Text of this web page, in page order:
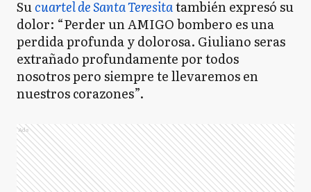
Sucuartel de Santa Teresitatambién expresó su
dolor: “Perder un AMIGO bombero es una
perdida profunda y dolorosa. Giuliano seras
extrañado profundamente por todos
nosotros pero siempre te llevaremos en
nuestros corazones”.
Ads